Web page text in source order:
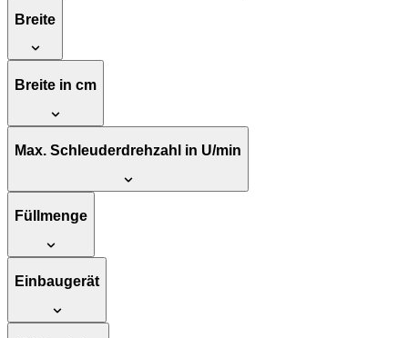
Breite
Breite in cm
Max. Schleuderdrehzahl in U/min
Füllmenge
Einbaugerät